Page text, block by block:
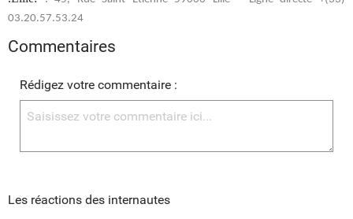
03.20.57.53.24
Commentaires
Rédigez votre commentaire :
Les réactions des internautes